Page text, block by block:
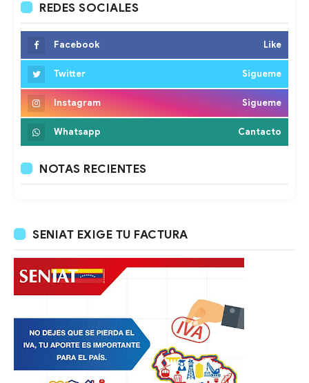
REDES SOCIALES
Facebook Like
Twitter Sigueme
Instagram Sigueme
Whatsapp Cantacto
NOTAS RECIENTES
SENIAT EXIGE TU FACTURA